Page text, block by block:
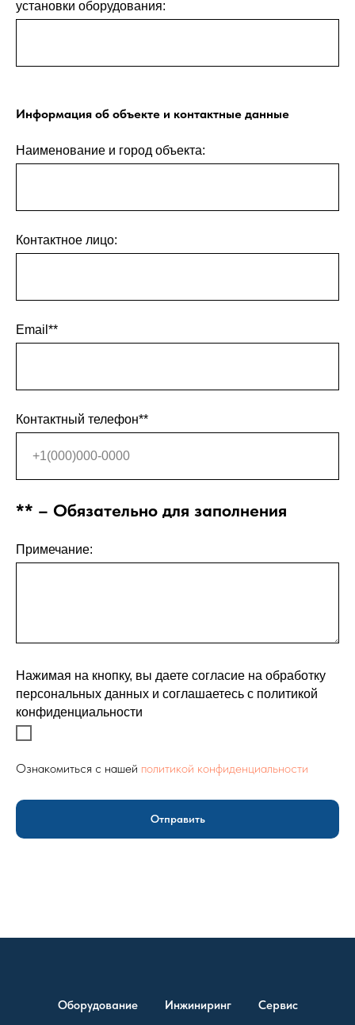
установки оборудования:
Информация об объекте и контактные данные
Наименование и город объекта:
Контактное лицо:
Email**
Контактный телефон**
** – Обязательно для заполнения
Примечание:
Нажимая на кнопку, вы даете согласие на обработку
персональных данных и соглашаетесь c политикой
конфиденциальности
Ознакомиться с нашей политикой конфиденциальности
Отправить
Оборудование Инжиниринг Сервис